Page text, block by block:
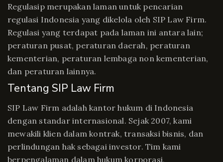
Regulasip merupakan laman untuk pencarian
regulasi Indonesia yang dikelola oleh SIP Law Firm.
Regulasi yang terdapat pada laman ini antara lain;
peraturan pusat, peraturan daerah, peraturan
kementerian, peraturan lembaga non kementerian,
dan peraturan lainnya.
Tentang SIP Law Firm
SIP Law Firm adalah kantor hukum di Indonesia
dengan standar internasional. Sejak 2007, kami
mewakili klien dalam kontrak, transaksi bisnis, dan
perlindungan hak sebagai investor. Tim kami
berpengalaman dalam hukum korporasi,